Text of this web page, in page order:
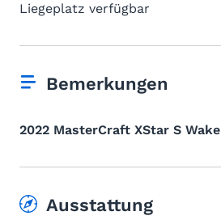
Liegeplatz verfügbar
Bemerkungen
2022 MasterCraft XStar S
Ausstattung